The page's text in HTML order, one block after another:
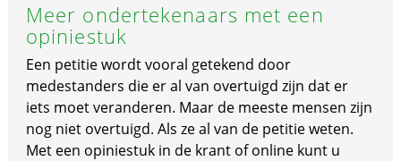
Meer ondertekenaars met een
opiniestuk
Een petitie wordt vooral getekend door
medestanders die er al van overtuigd zijn dat er
iets moet veranderen. Maar de meeste mensen zijn
nog niet overtuigd. Als ze al van de petitie weten.
Met een opiniestuk in de krant of online kunt u